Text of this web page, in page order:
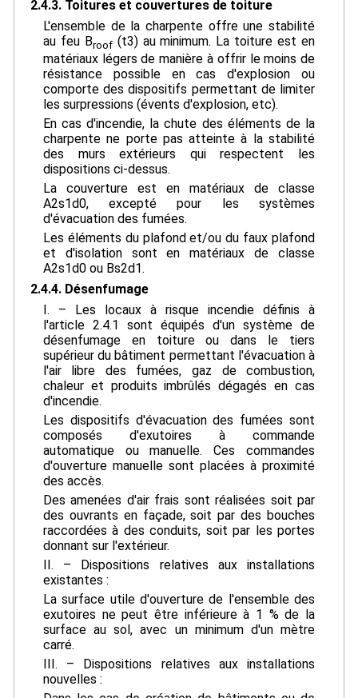
2.4.3. Toitures et couvertures de toiture
L'ensemble de la charpente offre une stabilité
au feu Broof(t3) au minimum. La toiture est en
matériaux légers de manière à offrir le moins de
résistance possible en cas d'explosion ou
comporte des dispositifs permettant de limiter
les surpressions (évents d'explosion, etc).
En cas d'incendie, la chute des éléments de la
charpente ne porte pas atteinte à la stabilité
des murs extérieurs qui respectent les
dispositions ci-dessus.
La couverture est en matériaux de classe
A2s1d0, excepté pour les systèmes
d'évacuation des fumées.
Les éléments du plafond et/ou du faux plafond
et d'isolation sont en matériaux de classe
A2s1d0 ou Bs2d1.
2.4.4. Désenfumage
I. – Les locaux à risque incendie définis à
l'article 2.4.1 sont équipés d'un système de
désenfumage en toiture ou dans le tiers
supérieur du bâtiment permettant l'évacuation à
l'air libre des fumées, gaz de combustion,
chaleur et produits imbrûlés dégagés en cas
d'incendie.
Les dispositifs d'évacuation des fumées sont
composés d'exutoires à commande
automatique ou manuelle. Ces commandes
d'ouverture manuelle sont placées à proximité
des accès.
Des amenées d'air frais sont réalisées soit par
des ouvrants en façade, soit par des bouches
raccordées à des conduits, soit par les portes
donnant sur l'extérieur.
II. – Dispositions relatives aux installations
existantes :
La surface utile d'ouverture de l'ensemble des
exutoires ne peut être inférieure à 1 % de la
surface au sol, avec un minimum d'un mètre
carré.
III. – Dispositions relatives aux installations
nouvelles :